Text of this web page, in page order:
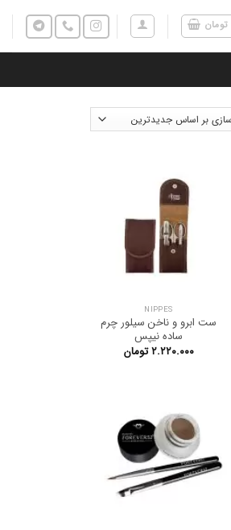
تومان
NIPPES
ست ابرو و ناخن سیلور چرم
ساده نیپس
۲.۲۲۰.۰۰۰ تومان